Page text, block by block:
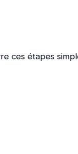
ces étapes